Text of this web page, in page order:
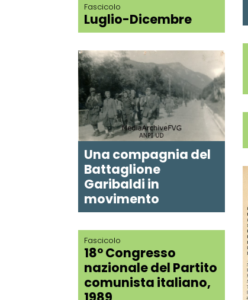
Fascicolo
Luglio-Dicembre
Una compagnia del
Battaglione
Garibaldi in
movimento
Fascicolo
18° Congresso
nazionale del Partito
comunista italiano,